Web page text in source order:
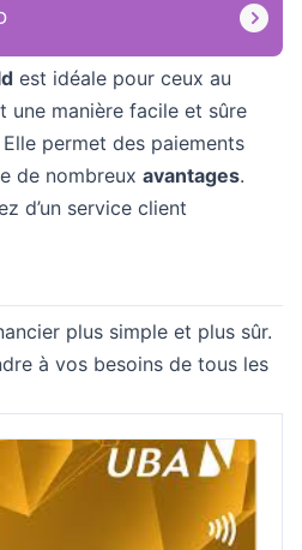
est idéale pour ceux au
une manière facile et sûre
permet des paiements
de nombreux avantages.
d’un service client
plus simple et plus sûr.
à vos besoins de tous les